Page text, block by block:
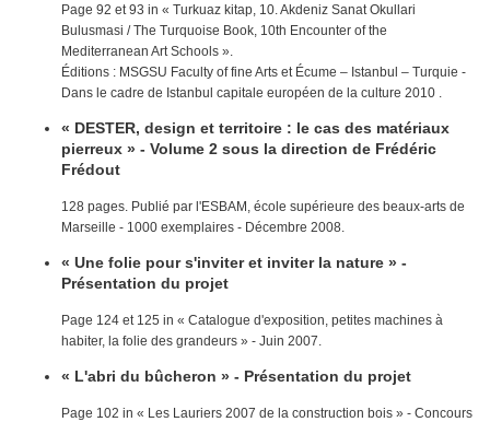
Page 92 et 93 in « Turkuaz kitap, 10. Akdeniz Sanat Okullari
Bulusmasi / The Turquoise Book, 10th Encounter of the
Mediterranean Art Schools ».
Éditions : MSGSU Faculty of fine Arts et Écume – Istanbul – Turquie -
Dans le cadre de Istanbul capitale européen de la culture 2010 .
« DESTER, design et territoire : le cas des matériaux
pierreux » - Volume 2 sous la direction de Frédéric
Frédout
128 pages. Publié par l'ESBAM, école supérieure des beaux-arts de
Marseille - 1000 exemplaires - Décembre 2008.
« Une folie pour s'inviter et inviter la nature » -
Présentation du projet
Page 124 et 125 in « Catalogue d'exposition, petites machines à
habiter, la folie des grandeurs » - Juin 2007.
« L'abri du bûcheron » - Présentation du projet
Page 102 in « Les Lauriers 2007 de la construction bois » - Concours